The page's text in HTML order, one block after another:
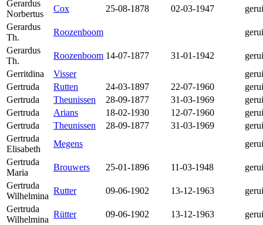
Gerardus
Norbertus
Cox 25-08-1878 02-03-1947
Gerardus
Th.
Roozenboom
Gerardus
Th.
Roozenboom 14-07-1877 31-01-1942
Gerritdina
Visser
Gertruda
Rutten 24-03-1897 22-07-1960
Gertruda
Theunissen 28-09-1877 31-03-1969
Gertruda
Arians 18-02-1930 12-07-1960
Gertruda
Theunissen 28-09-1877 31-03-1969
Gertruda
Elisabeth
Megens
Gertruda
Maria
Brouwers 25-01-1896 11-03-1948
Gertruda
Wilhelmina
Rutter 09-06-1902 13-12-1963
Gertruda
Wilhelmina
Rütter 09-06-1902 13-12-1963